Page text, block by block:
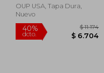
OUP USA, Tapa Dura,
Nuevo